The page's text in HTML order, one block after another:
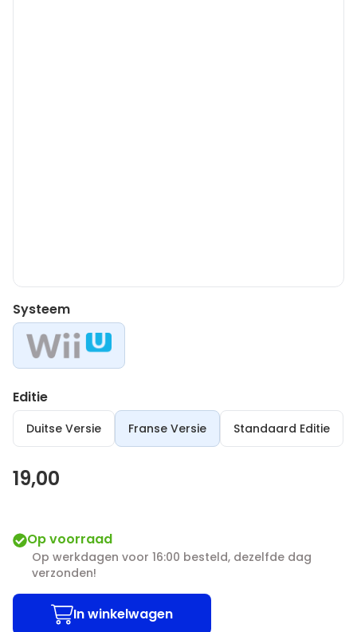
Systeem
Editie
Duitse Versie Franse Versie Standaard Editie
19,00
Op voorraad
Op werkdagen voor 16:00 besteld, dezelfde dag
verzonden!
In winkelwagen